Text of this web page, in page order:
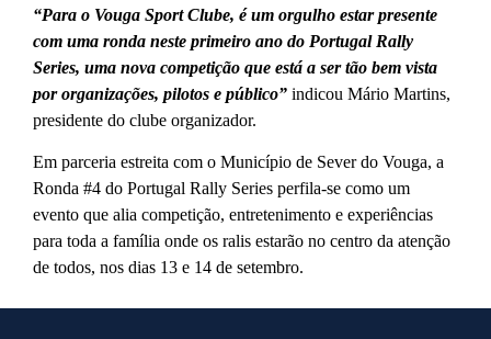
“Para o Vouga Sport Clube, é um orgulho estar presente
com uma ronda neste primeiro ano do Portugal Rally
Series, uma nova competição que está a ser tão bem vista
por organizações, pilotos e público” indicou Mário Martins,
presidente do clube organizador.
Em parceria estreita com o Município de Sever do Vouga, a
Ronda #4 do Portugal Rally Series perfila-se como um
evento que alia competição, entretenimento e experiências
para toda a família onde os ralis estarão no centro da atenção
de todos, nos dias 13 e 14 de setembro.